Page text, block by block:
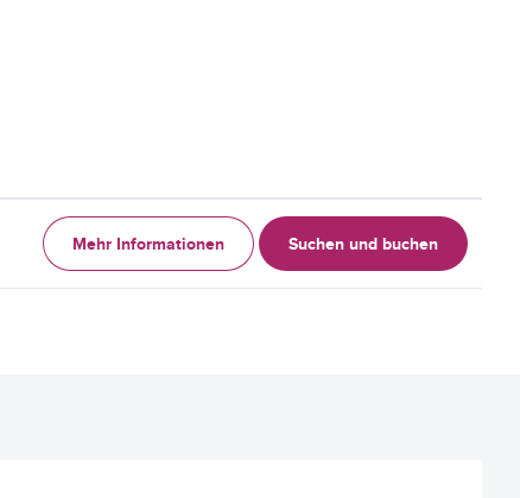
Mehr Informationen Suchen und buchen